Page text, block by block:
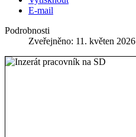
E-mail
Podrobnosti
Zveřejněno: 11. květen 2026